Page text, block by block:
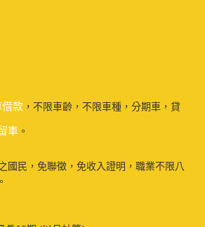
款 ，不限車齡，不限車種，分期車，貸
車 。
國民，免聯徵，免收入證明，職業不限八